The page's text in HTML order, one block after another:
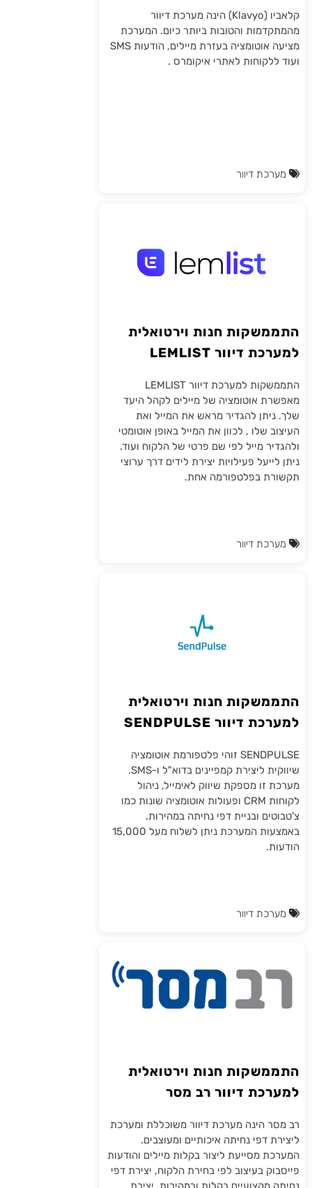
קלאביו (Klavyo) הינה מערכת דיוור
מהמתקדמות והטובות ביותר כיום. המערכת
מציעה אוטומציה בעזרת מיילים, הודעות SMS
ועוד ללקוחות לאתרי איקומרס .
מערכת דיוור
התממשקות חנות וירטואלית
למערכת דיוור LEMLIST
התממשקות למערכת דיוור LEMLIST
מאפשרת אוטומציה של מיילים לקהל היעד
שלך. ניתן להגדיר מראש את המייל ואת
העיצוב שלו , לכוון את המייל באופן אוטומטי
ולהגדיר מייל לפי שם פרטי של הלקוח ועוד.
ניתן לייעל פעילויות יצירת לידים דרך ערוצי
תקשורת בפלטפורמה אחת.
מערכת דיוור
התממשקות חנות וירטואלית
למערכת דיוור SENDPULSE
SENDPULSE זוהי פלטפורמת אוטומציה
שיווקית ליצירת קמפיינים בדוא"ל ו-SMS.
מערכת זו מספקת שיווק לאימייל, ניהול
לקוחות CRM ופעולות אוטומציה שונות כמו
צ'טבוטים ובניית דפי נחיתה במהירות.
באמצעות המערכת ניתן לשלוח מעל 15,000
הודעות.
מערכת דיוור
התממשקות חנות וירטואלית
למערכת דיוור רב מסר
רב מסר הינה מערכת דיוור משוכללת ומערכת
ליצירת דפי נחיתה איכותיים ומעוצבים.
המערכת מסייעת ליצור בקלות מיילים והודעות
פייסבוק בעיצוב לפי בחירת הלקוח, יצירת דפי